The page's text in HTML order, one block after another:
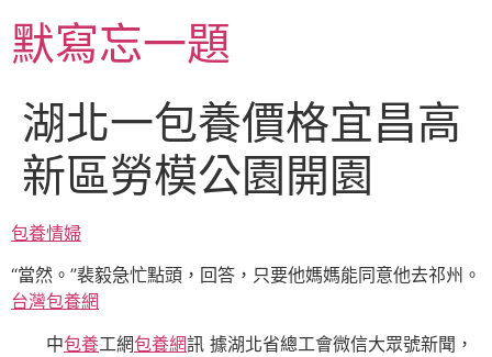
至
主默寫忘一題
湖北一包養價格宜昌高
新區勞模公園開園
包養情婦
“當然。”裴毅急忙點頭，回答，只要他媽媽能同意他去祁州。
台灣包養網
中包養工網包養網訊 據湖北省總工會微信大眾號新聞，